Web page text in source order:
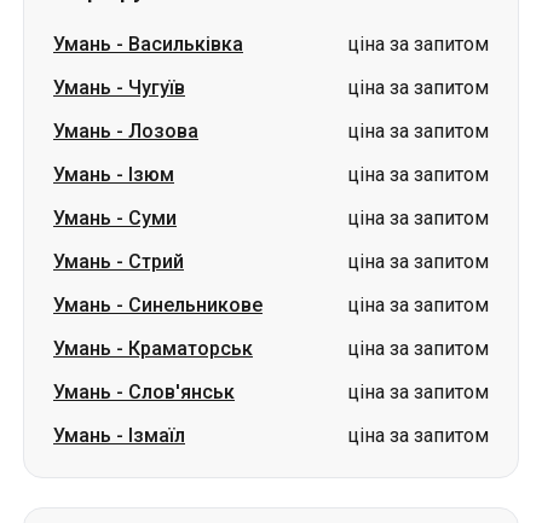
Умань - Васильківка
ціна за запитом
Умань - Чугуїв
ціна за запитом
Умань - Лозова
ціна за запитом
Умань - Ізюм
ціна за запитом
Умань - Суми
ціна за запитом
Умань - Стрий
ціна за запитом
Умань - Синельникове
ціна за запитом
Умань - Краматорськ
ціна за запитом
Умань - Слов'янськ
ціна за запитом
Умань - Ізмаїл ціна за запитом